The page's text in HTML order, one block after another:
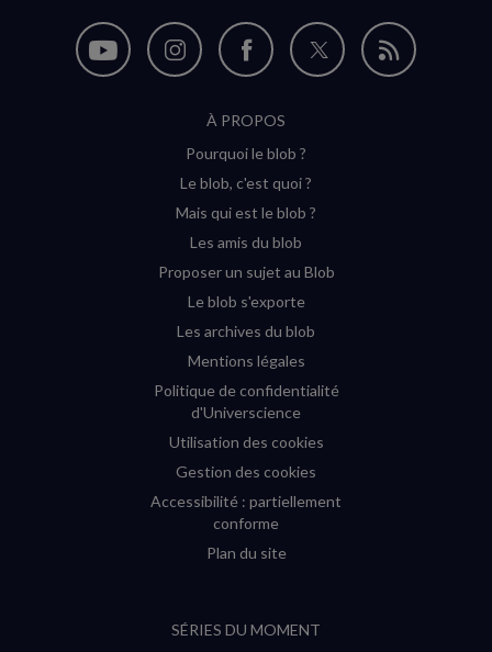
Nous
Nous
Instagram
(nouvelle
Nous
sur
Facebook
(nouvelle
Nous
Flux
À PROPOS
Pourquoi le blob ?
Le blob, c'est quoi ?
Mais qui est le blob ?
Les amis du blob
Proposer un sujet au Blob
Le blob s'exporte
Les archives du blob
Mentions légales
Politique de confidentialité
d'Universcience
Utilisation des cookies
Gestion des cookies
Accessibilité : partiellement
conforme
Plan du site
SÉRIES DU MOMENT